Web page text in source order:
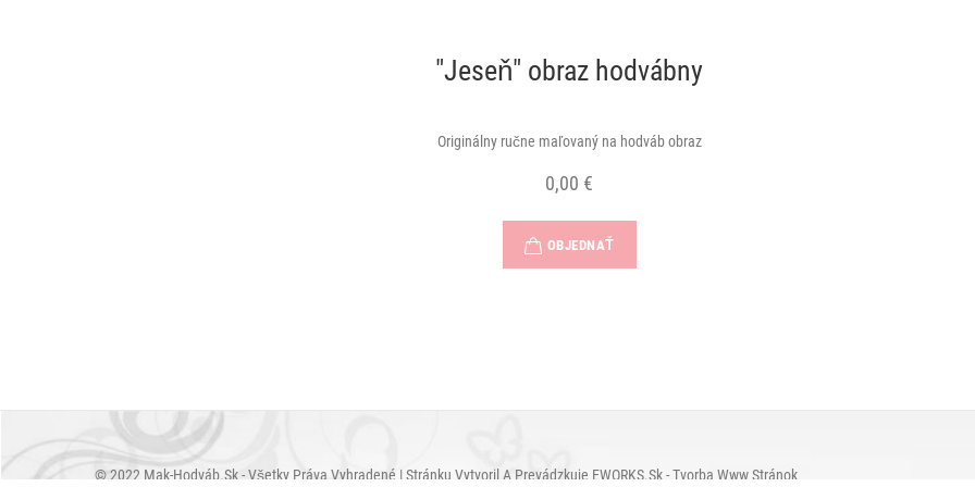
"Jeseň" obraz hodvábny
Originálny ručne maľovaný na hodváb obraz
0,00 €
OBJEDNAŤ
© 2022 Mak-Hodváb.sk - Všetky Práva Vyhradené | Stránku Vytvoril A Prevádzkuje EWORKS.sk - Tvorba Www Stránok